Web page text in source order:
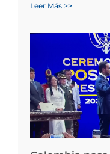
Leer Más >>